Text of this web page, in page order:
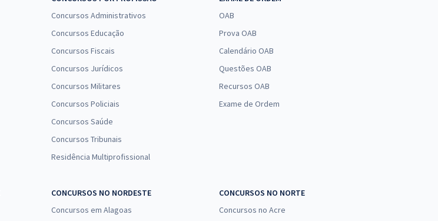
Concursos Administrativos
Concursos Educação
Concursos Fiscais
Concursos Jurídicos
Concursos Militares
Concursos Policiais
Concursos Saúde
Concursos Tribunais
Residência Multiprofissional
OAB
Prova OAB
Calendário OAB
Questões OAB
Recursos OAB
Exame de Ordem
CONCURSOS NO NORDESTE
Concursos em Alagoas
CONCURSOS NO NORTE
Concursos no Acre